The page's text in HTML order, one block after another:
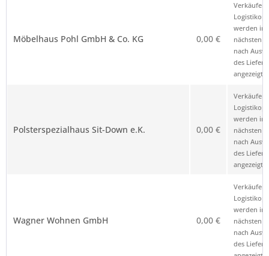
Möbelhaus Pohl GmbH & Co. KG 0,00 €
Verkäufer
werden im
nächsten
nach
des
angezeigt.
Polsterspezialhaus Sit-Down e.K. 0,00 €
Verkäufer
werden im
nächsten
nach
des
angezeigt.
Wagner Wohnen GmbH 0,00 €
Verkäufer
werden im
nächsten
nach
des